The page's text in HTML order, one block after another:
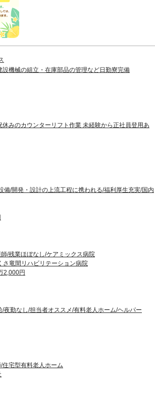
設機械の組立・在庫部品の管理など日勤寮完備
休みのカウンターリフト作業 未経験から正社員登用あ
備/開発・設計の上流工程に携われる/福利厚生充実/国内
師/残業ほぼなし/ケアミックス病院
さ竜間リハビリテーション病院
2,000円
夜勤なし/担当者オススメ/有料老人ホーム/ヘルパー
/住宅型有料老人ホーム